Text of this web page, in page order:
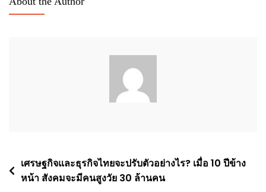
Post
navigation
เศรษฐกิจและธุรกิจไทยจะปรับตัวอย่างไร? เมื่อ 10 ปีข้าง
หน้า สังคมจะมีคนสูงวัย 30 ล้านคน